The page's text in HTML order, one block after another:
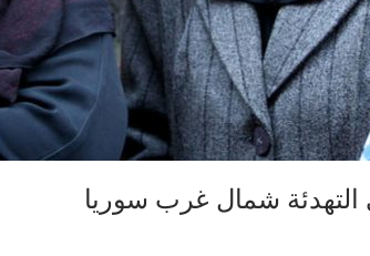
التهدئة شمال غرب سوريا